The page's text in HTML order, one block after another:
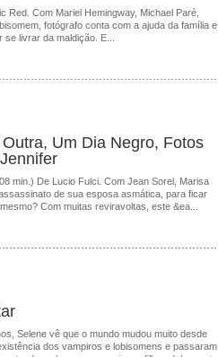
Red. Com Mariel Hemingway, Michael Paré,
fotógrafo conta com a ajuda da família e
livrar da maldição. E...
Um Dia Negro, Fotos
min.) De Lucio Fulci. Com Jean Sorel, Marisa
de sua esposa asmática, para ficar
Com muitas reviravoltas, este &ea...
Selene vê que o mundo mudou muito desde
dos vampiros e lobisomens e passaram